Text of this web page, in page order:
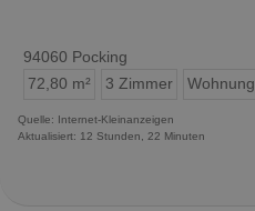
94060 Pocking
72,80 m²
3 Zimmer Wohnung
Quelle: Internet-Kleinanzeigen
Aktualisiert: 12 Stunden, 22 Minuten